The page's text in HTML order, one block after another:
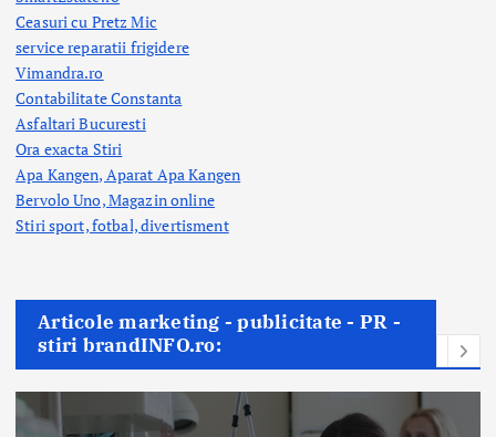
Ceasuri cu Pretz Mic
service reparatii frigidere
Vimandra.ro
Contabilitate Constanta
Asfaltari Bucuresti
Ora exacta Stiri
Apa Kangen, Aparat Apa Kangen
Bervolo Uno, Magazin online
Stiri sport, fotbal,divertisment
Articole marketing - publicitate - PR -
stiri brandINFO.ro: